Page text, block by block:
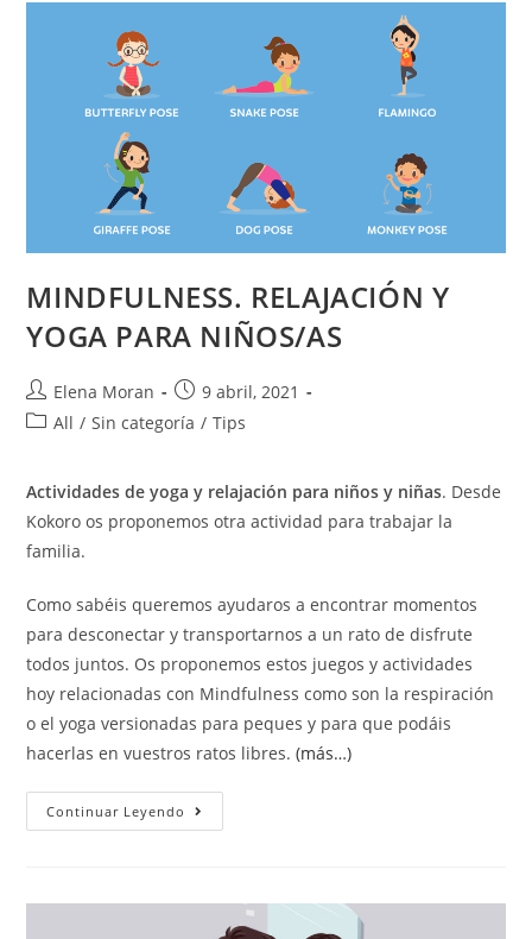
MINDFULNESS. RELAJACIÓN Y
YOGA PARA NIÑOS/AS
Elena Moran
9 abril, 2021
All / Sin categoría / Tips
Actividades de yoga y relajación para niños y niñas. Desde
Kokoro os proponemos otra actividad para trabajar la
familia.
Como sabéis queremos ayudaros a encontrar momentos
para desconectar y transportarnos a un rato de disfrute
todos juntos. Os proponemos estos juegos y actividades
hoy relacionadas con Mindfulness como son la respiración
o el yoga versionadas para peques y para que podáis
hacerlas en vuestros ratos libres. (más…)
Continuar Leyendo